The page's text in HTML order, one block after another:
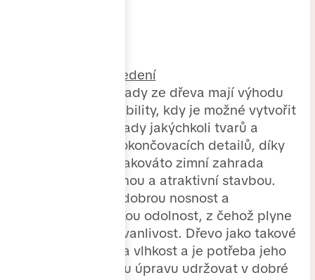
Dřevěné provedení
Zimní zahrady ze dřeva mají výhodu
velké variability, kdy je možné vytvořit
zimní zahrady jakýchkoli tvarů a
spoustu dokončovacích detailů, díky
čemuž je takováto zimní zahrada
velmi krásnou a atraktivní stavbou.
Dřevo má dobrou nosnost a
mechanickou odolnost, z čehož plyne
i vysoká trvanlivost. Dřevo jako takové
je citlivé na vlhkost a je potřeba jeho
povrchovou úpravu udržovat v dobré